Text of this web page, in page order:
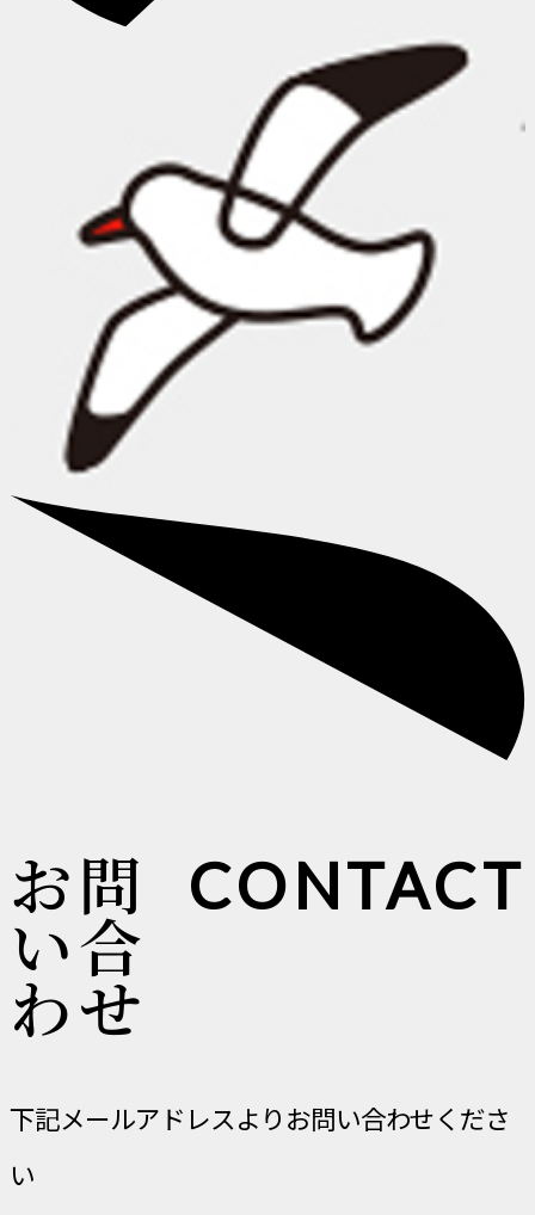
お問
い合
わせ
CONTACT
下記メールアドレスよりお問い合わせくださ
い